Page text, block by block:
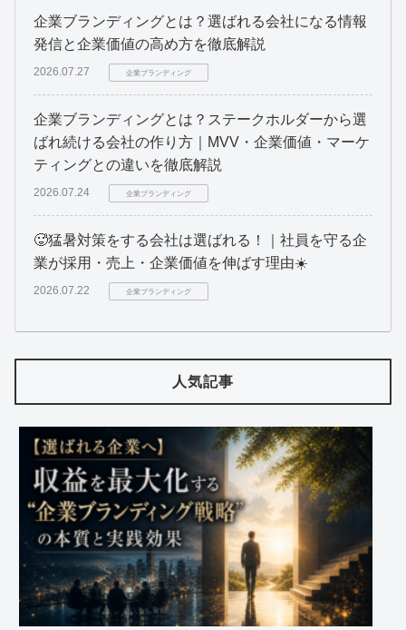
企業ブランディングとは？選ばれる会社になる情報
発信と企業価値の高め方を徹底解説
2026.07.27 企業ブランディング
企業ブランディングとは？ステークホルダーから選
ばれ続ける会社の作り方｜MVV・企業価値・マーケ
ティングとの違いを徹底解説
2026.07.24 企業ブランディング
🥵猛暑対策をする会社は選ばれる！｜社員を守る企
業が採用・売上・企業価値を伸ばす理由☀️
2026.07.22 企業ブランディング
人気記事